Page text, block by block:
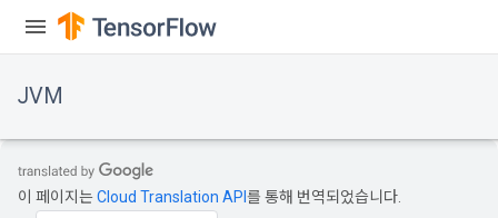
JVM
이 페이지는Cloud Translation API 를 통해 번역되었습니다.